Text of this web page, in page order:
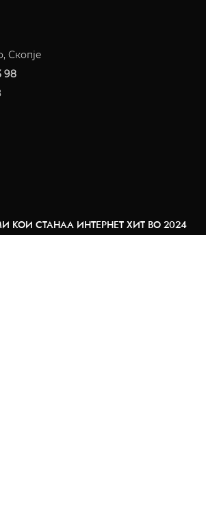
Скопје
98
КОИ СТАНАА ИНТЕРНЕТ ХИТ ВО 2024